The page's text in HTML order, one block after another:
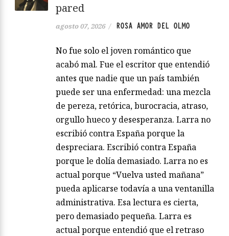
pared
agosto 07, 2026 / ROSA AMOR DEL OLMO
No fue solo el joven romántico que
acabó mal. Fue el escritor que entendió
antes que nadie que un país también
puede ser una enfermedad: una mezcla
de pereza, retórica, burocracia, atraso,
orgullo hueco y desesperanza. Larra no
escribió contra España porque la
despreciara. Escribió contra España
porque le dolía demasiado. Larra no es
actual porque “Vuelva usted mañana”
pueda aplicarse todavía a una ventanilla
administrativa. Esa lectura es cierta,
pero demasiado pequeña. Larra es
actual porque entendió que el retraso